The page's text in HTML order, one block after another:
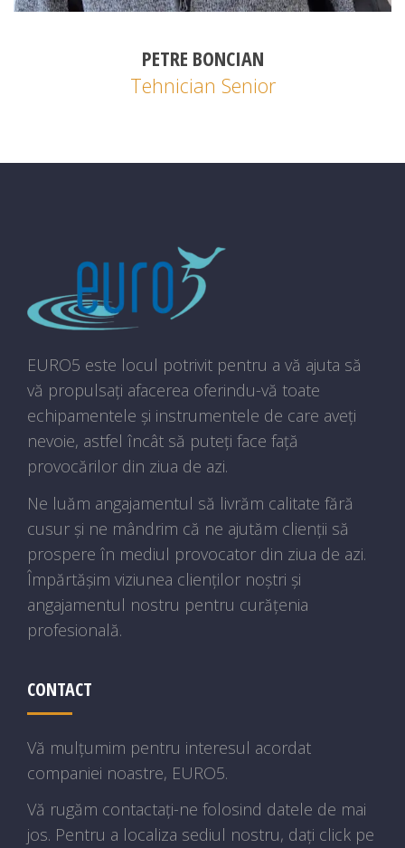
PETRE BONCIAN
Tehnician Senior
EURO5 este locul potrivit pentru a vă ajuta să
vă propulsați afacerea oferindu-vă toate
echipamentele și instrumentele de care aveți
nevoie, astfel încât să puteți face față
provocărilor din ziua de azi.
Ne luăm angajamentul să livrăm calitate fără
cusur și ne mândrim că ne ajutăm clienții să
prospere în mediul provocator din ziua de azi.
Împărtășim viziunea clienților noștri și
angajamentul nostru pentru curățenia
profesională.
CONTACT
Vă mulțumim pentru interesul acordat
companiei noastre, EURO5.
Vă rugăm contactați-ne folosind datele de mai
jos. Pentru a localiza sediul nostru, dați click pe